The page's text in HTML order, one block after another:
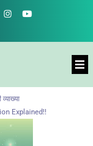
I
n
a
Y
o
u
Explained!!